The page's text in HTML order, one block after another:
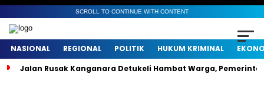
SCROLL TO CONTINUE WITH CONTENT
NASIONAL REGIONAL POLITIK HUKUM KRIMINAL
Jalan Rusak Kanganara Detukeli Hambat Warga,